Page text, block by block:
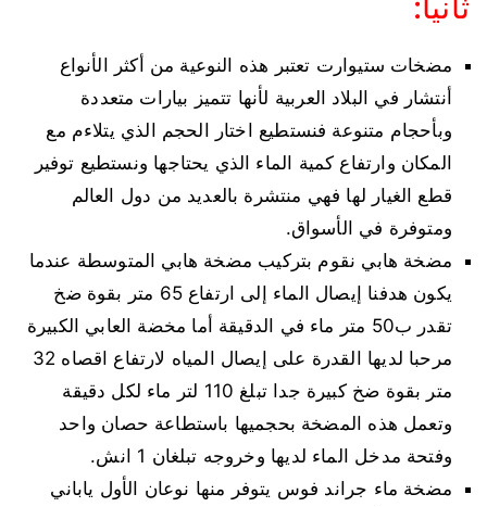
مضخات ستيوارت تعتبر هذه النوعية من أكثر الأنواع
أنتشار في البلاد العربية لأنها تتميز بيارات متعددة
وبأحجام متنوعة فنستطيع اختار الحجم الذي يتلاءم مع
المكان وارتفاع كمية الماء الذي يحتاجها ونستطيع توفير
قطع الغيار لها فهي منتشرة بالعديد من دول العالم
ومتوفرة في الأسواق.
مضخة هابي نقوم بتركيب مضخة هابي المتوسطة عندما
يكون هدفنا إيصال الماء إلى ارتفاع 65 متر بقوة ضخ
تقدر ب50 متر ماء في الدقيقة أما مخضة العابي الكبيرة
مرحبا لديها القدرة على إيصال المياه لارتفاع اقصاه 32
متر بقوة ضخ كبيرة جدا تبلغ 110 لتر ماء لكل دقيقة
وتعمل هذه المضخة بحجميها باستطاعة حصان واحد
وفتحة مدخل الماء لديها وخروجه تبلغان 1 انش.
مضخة ماء جراند فوس يتوفر منها نوعان الأول ياباني